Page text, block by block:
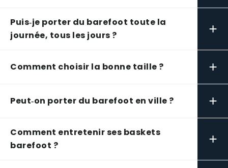
Puis‑je porter du barefoot toute la
journée, tous les jours ?
+
Comment choisir la bonne taille ? +
Peut‑on porter du barefoot en ville ? +
Comment entretenir ses baskets
barefoot ?
+